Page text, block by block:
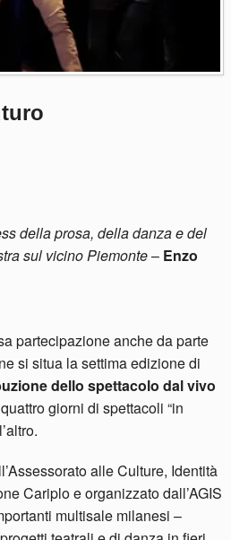
della prosa, della danza e del
sul vicino Piemonte– Enzo
partecipazione anche da parte
si situa la settima edizione di
dello spettacolo dal vivo
giorni di spettacoli “in
alle Culture, Identità
Cariplo e organizzato dall’AGIS
multisale milanesi –